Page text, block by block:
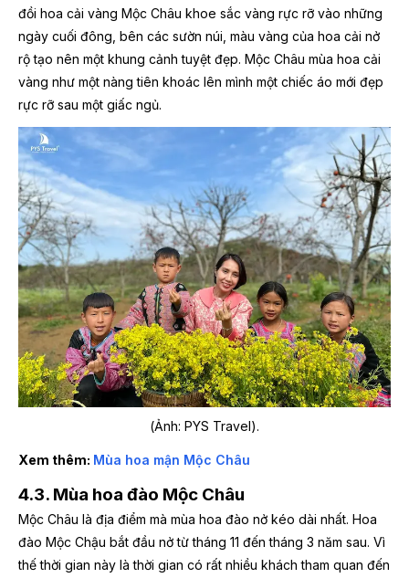
đồi hoa cải vàng Mộc Châu khoe sắc vàng rực rỡ vào những
ngày cuối đông, bên các sườn núi, màu vàng của hoa cải nở
rộ tạo nên một khung cảnh tuyệt đẹp. Mộc Châu mùa hoa cải
vàng như một nàng tiên khoác lên mình một chiếc áo mới đẹp
rực rỡ sau một giấc ngủ.
(Ảnh: PYS Travel).
Xem thêm: Mùa hoa mận Mộc Châu
4.3. Mùa hoa đào Mộc Châu
Mộc Châu là địa điểm mà mùa hoa đào nở kéo dài nhất. Hoa
đào Mộc Chậu bắt đầu nở từ tháng 11 đến tháng 3 năm sau. Vì
thế thời gian này là thời gian có rất nhiều khách tham quan đến